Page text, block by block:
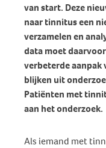
van start. Deze
naar tinnitus een
verzamelen en
data moet
verbeterde
blijken uit
Patiënten met
aan het onderzoek.
Als iemand met